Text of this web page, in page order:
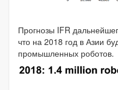
Прогнозы IFR
что на 2018 год в Азии
промышленных роботов.